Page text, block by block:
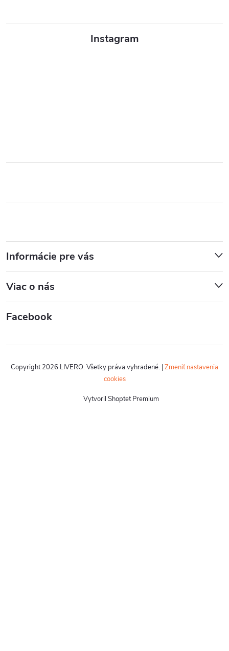
Instagram
Informácie pre vás
Viac o nás
Facebook
Vytvoril Shoptet Premium
Copyright 2026 LIVERO. Všetky práva vyhradené. Zmeniť nastavenia
cookies